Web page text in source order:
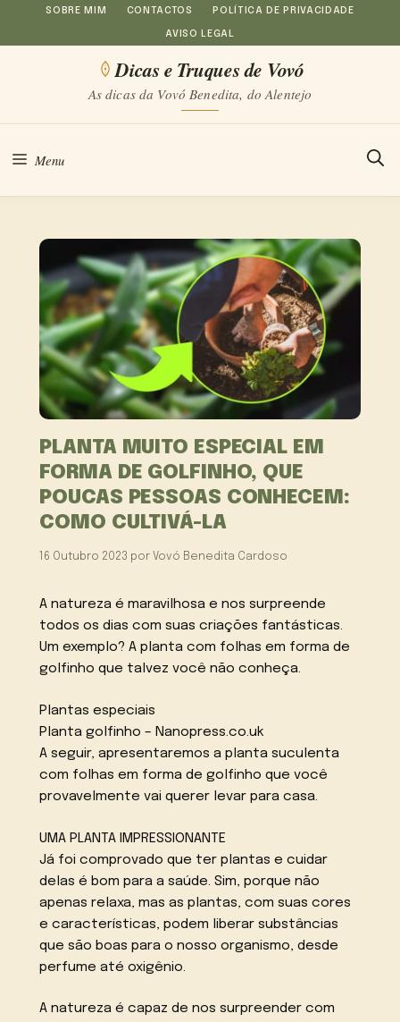
Saltar
para
conteúdo
SOBRE MIM CONTACTOS POLÍTICA DE PRIVACIDADE
AVISO LEGAL
Dicas e Truques de Vovó
As dicas da Vovó Benedita, do Alentejo
Menu
PLANTA MUITO ESPECIAL EM
FORMA DE GOLFINHO, QUE
POUCAS PESSOAS CONHECEM:
COMO CULTIVÁ-LA
16 Outubro 2023 por Vovó Benedita Cardoso
A natureza é maravilhosa e nos surpreende
todos os dias com suas criações fantásticas.
Um exemplo? A planta com folhas em forma de
golfinho que talvez você não conheça.
Plantas especiais
Planta golfinho – Nanopress.co.uk
A seguir, apresentaremos a planta suculenta
com folhas em forma de golfinho que você
provavelmente vai querer levar para casa.
UMA PLANTA IMPRESSIONANTE
Já foi comprovado que ter plantas e cuidar
delas é bom para a saúde. Sim, porque não
apenas relaxa, mas as plantas, com suas cores
e características, podem liberar substâncias
que são boas para o nosso organismo, desde
perfume até oxigênio.
A natureza é capaz de nos surpreender com